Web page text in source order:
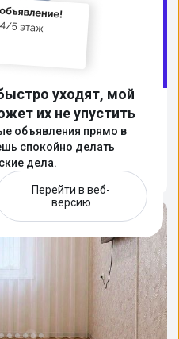
спецы
риэлторов
уходят, мой
их не упустить
объявления прямо в
спокойно делать
дела.
Перейти в веб-
версию